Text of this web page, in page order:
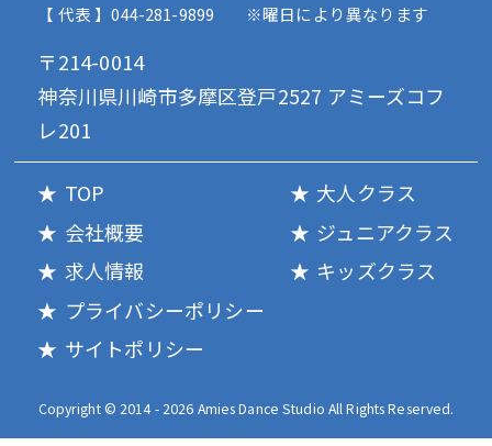
【 代表 】044-281-9899
※曜日により異なります
〒214-0014
神奈川県川崎市多摩区登戸2527 アミーズコフ
レ201
TOP
会社概要
求人情報
大人クラス
ジュニアクラス
キッズクラス
プライバシーポリシー
サイトポリシー
Copyright © 2014 - 2026 Amies Dance Studio All Rights Reserved.